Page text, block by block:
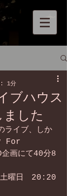
ブハウス
した
: 1分
ライブ、しか
For
画にて40分8
曜日　20:20